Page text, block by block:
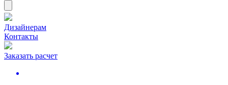
Дизайнерам
Контакты
Заказать расчет